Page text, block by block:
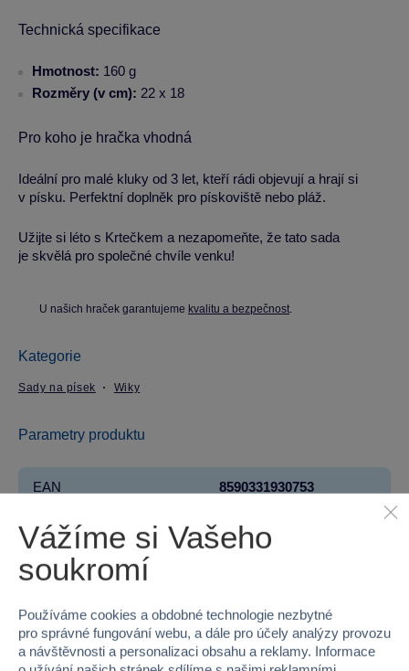
Technická specifikace
Hmotnost: 160 g
Rozměry (v cm): 22 x 18
Pro koho je hračka vhodná
Ideální pro malé kluky od 3 let, kteří rádi objevují a hrají si
v písku. Perfektní doplněk pro pískoviště nebo pláž.
Užijte si léto s Krtečkem a nezapomeňte, že tato sada
je skvělá pro společné chvíle venku!
U našich hraček garantujeme kvalitu a bezpečnost.
Kategorie
Sady na písek Wiky
Parametry produktu
EAN 8590331930753
Kód produktu 98-W013249
Značka
Licence Zdeněk Miler
Řada Krteček
Vážíme si Vašeho
soukromí
Používáme cookies a obdobné technologie nezbytné
pro správné fungování webu, a dále pro účely analýzy provozu
a návštěvnosti a personalizaci obsahu a reklamy. Informace